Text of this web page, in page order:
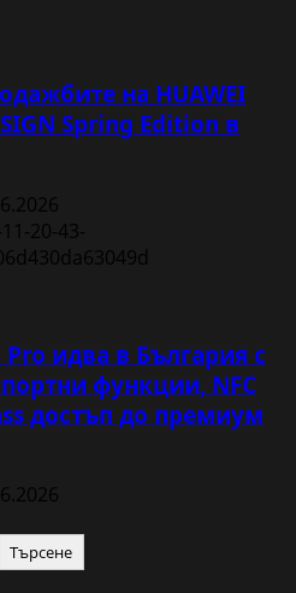
на HUAWEI
Spring Edition в
Pro идва в България с
функции, NFC
достъп до премиум
Търсене